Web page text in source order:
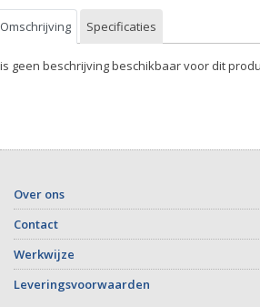
Omschrijving Specificaties
geen beschrijving beschikbaar voor dit
Over ons
Contact
Werkwijze
Leveringsvoorwaarden